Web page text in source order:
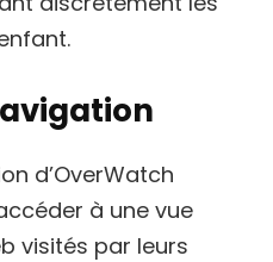
d’OverWatch
à une vue
visités par leurs